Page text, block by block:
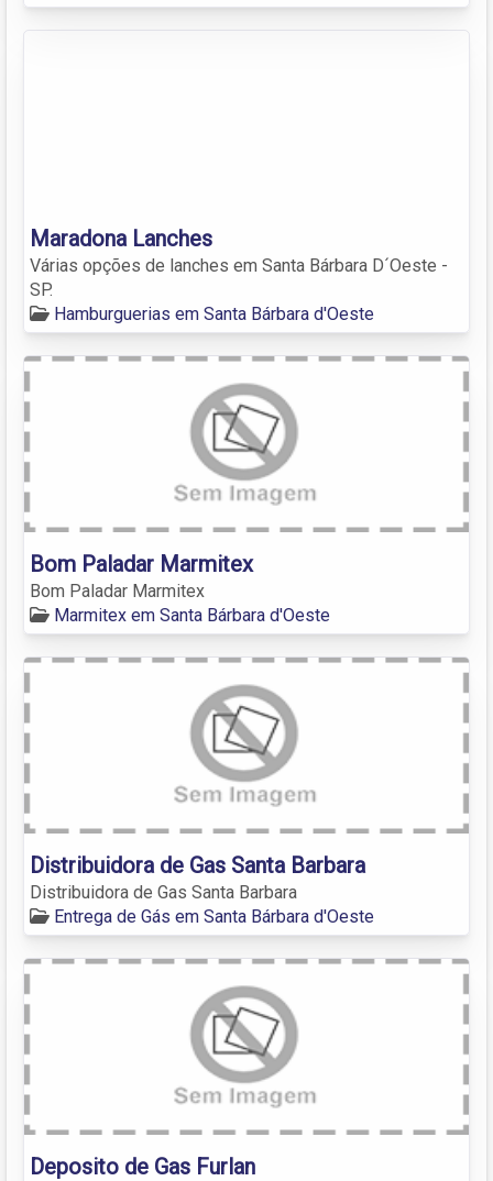
Maradona Lanches
Várias opções de lanches em Santa Bárbara D´Oeste -
SP.
Hamburguerias em Santa Bárbara d'Oeste
Bom Paladar Marmitex
Bom Paladar Marmitex
Marmitex em Santa Bárbara d'Oeste
Distribuidora de Gas Santa Barbara
Distribuidora de Gas Santa Barbara
Entrega de Gás em Santa Bárbara d'Oeste
Deposito de Gas Furlan